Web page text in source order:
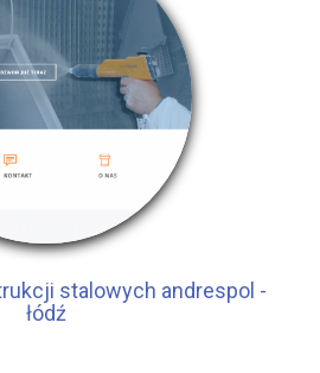
stalowych andrespol -
łódź